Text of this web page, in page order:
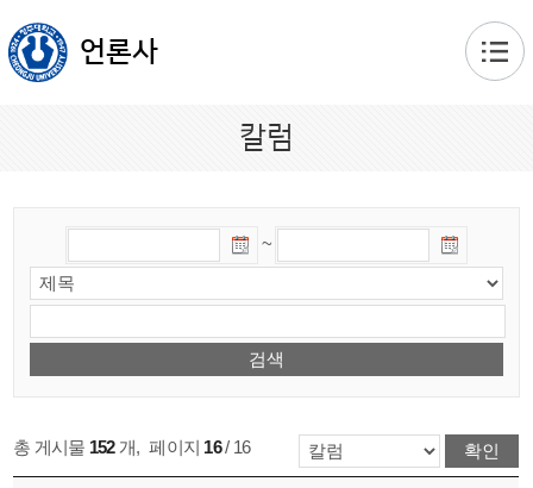
언론사
칼럼
~
총 게시물 152개, 페이지 16/ 16